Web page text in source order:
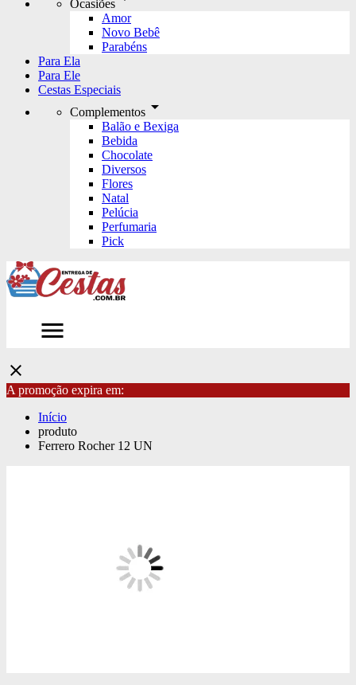
Ocasiões
Amor
Novo Bebê
Parabéns
Para Ela
Para Ele
Cestas Especiais
Complementos arrow_drop_down
Balão e Bexiga
Bebida
Chocolate
Diversos
Flores
Natal
Pelúcia
Perfumaria
Pick
menu
close
A promoção expira em:
Início
produto
Ferrero Rocher 12 UN